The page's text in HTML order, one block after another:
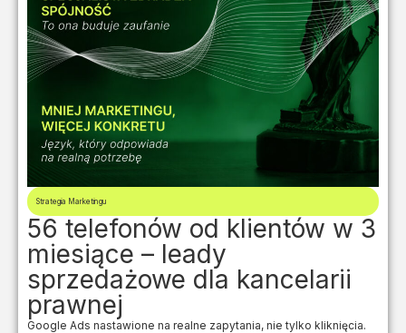
Strategia Marketingu
56 telefonów od klientów w 3
miesiące – leady
sprzedażowe dla kancelarii
prawnej
Google Ads nastawione na realne zapytania, nie tylko kliknięcia.